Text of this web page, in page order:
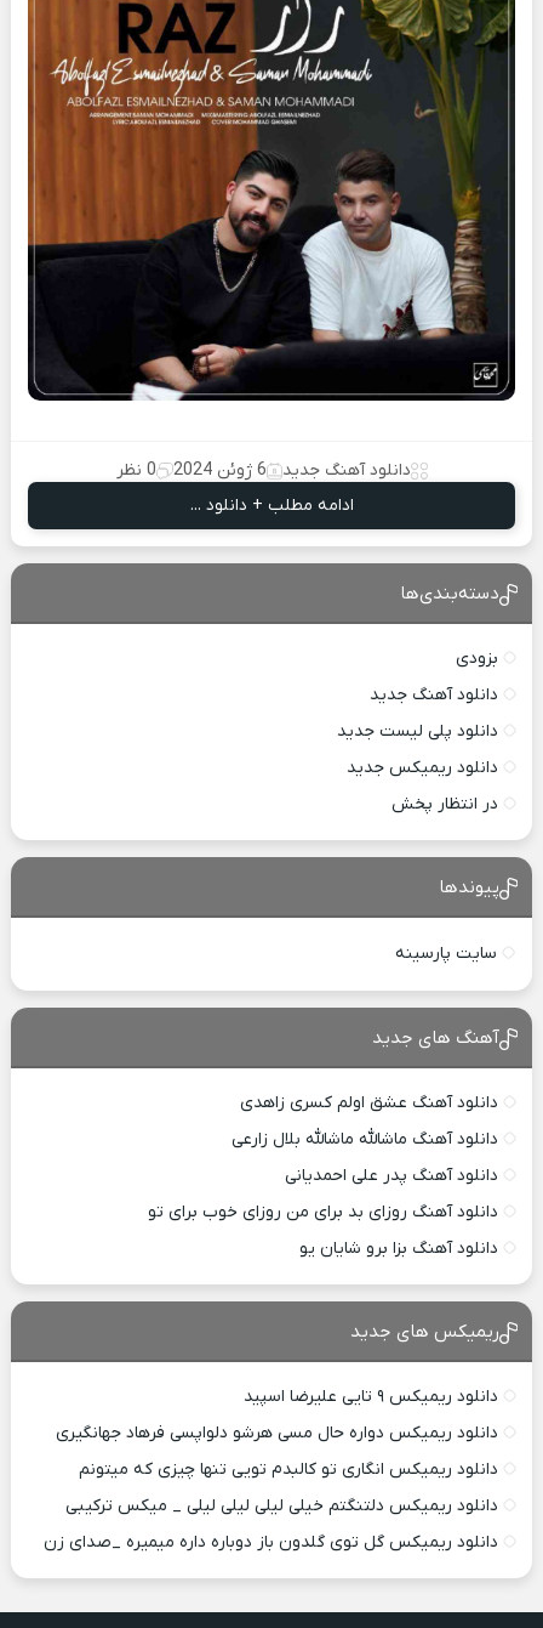
دانلود آهنگ جدید 6 ژوئن 2024
0 نظر
ادامه مطلب + دانلود ...
دسته‌بندی‌ها
بزودی
دانلود آهنگ جدید
دانلود پلی لیست جدید
دانلود ریمیکس جدید
در انتظار پخش
پیوندها
سایت پارسینه
آهنگ های جدید
دانلود آهنگ عشق اولم کسری زاهدی
دانلود آهنگ ماشالله ماشالله بلال زارعی
دانلود آهنگ پدر علی احمدیانی
دانلود آهنگ روزای بد برای من روزای خوب برای تو
دانلود آهنگ بزا برو شایان یو
ریمیکس های جدید
دانلود ریمیکس ۹ تایی علیرضا اسپید
دانلود ریمیکس دواره حال مسی هرشو دلواپسی فرهاد جهانگیری
دانلود ریمیکس انگاری تو کالبدم تویی تنها چیزی که میتونم
دانلود ریمیکس دلتنگتم خیلی لیلی لیلی لیلی _ میکس ترکیبی
دانلود ریمیکس گل توی گلدون باز دوباره داره میمیره _صدای زن